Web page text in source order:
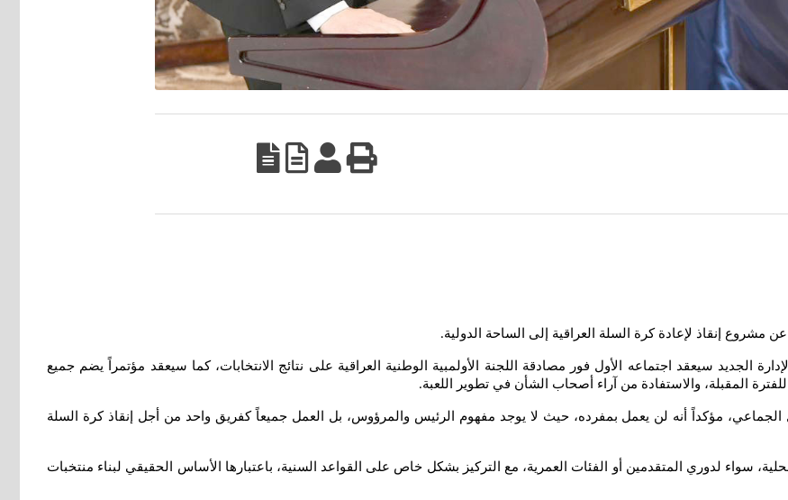
إنقاذ لإعادة كرة السلة العراقية إلى الساحة الدولية.
سيعقد اجتماعه الأول فور مصادقة اللجنة الأولمبية الوطنية العراقية على نتائج الانتخابات، كما سيعقد مؤتمراً يضم جميع
المقبلة، والاستفادة من آراء أصحاب الشأن في تطوير اللعبة.
الجماعي، مؤكداً أنه لن يعمل بمفرده، حيث لا يوجد مفهوم الرئيس والمرؤوس، بل العمل جميعاً كفريق واحد من أجل إنقاذ كرة السلة
سواء لدوري المتقدمين أو الفئات العمرية، مع التركيز بشكل خاص على القواعد السنية، باعتبارها الأساس الحقيقي لبناء منتخبات